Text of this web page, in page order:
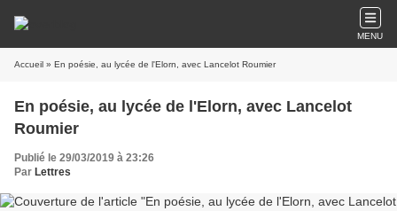
MENU
Accueil » En poésie, au lycée de l'Elorn, avec Lancelot Roumier
En poésie, au lycée de l'Elorn, avec Lancelot
Roumier
Publié le 29/03/2019 à 23:26
Par Lettres